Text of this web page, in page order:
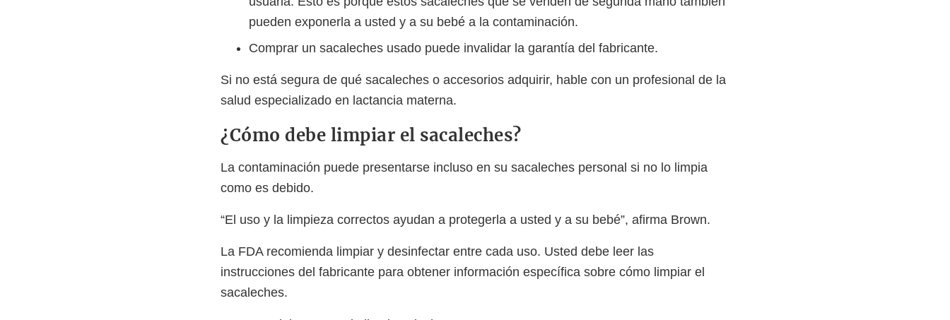
pueden exponerla a usted y a su bebé a la contaminación.
Comprar un sacaleches usado puede invalidar la garantía del fabricante.
Si no está segura de qué sacaleches o accesorios adquirir, hable con un profesional de la
salud especializado en lactancia materna.
¿Cómo debe limpiar el sacaleches?
La contaminación puede presentarse incluso en su sacaleches personal si no lo limpia
como es debido.
“El uso y la limpieza correctos ayudan a protegerla a usted y a su bebé”, afirma Brown.
La FDA recomienda limpiar y desinfectar entre cada uso. Usted debe leer las
instrucciones del fabricante para obtener información específica sobre cómo limpiar el
sacaleches.